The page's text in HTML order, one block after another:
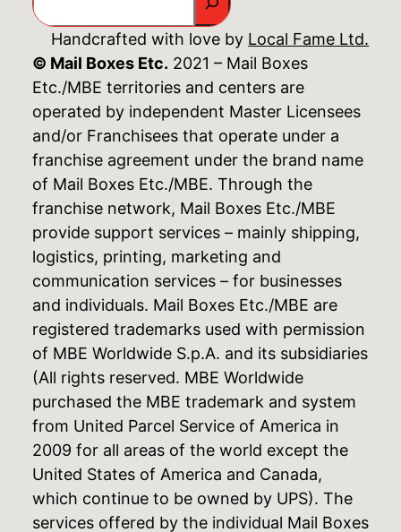
Handcrafted with love by Local Fame Ltd.
© Mail Boxes Etc. 2021 – Mail Boxes
Etc./MBE territories and centers are
operated by independent Master Licensees
and/or Franchisees that operate under a
franchise agreement under the brand name
of Mail Boxes Etc./MBE. Through the
franchise network, Mail Boxes Etc./MBE
provide support services – mainly shipping,
logistics, printing, marketing and
communication services – for businesses
and individuals. Mail Boxes Etc./MBE are
registered trademarks used with permission
of MBE Worldwide S.p.A. and its subsidiaries
(All rights reserved. MBE Worldwide
purchased the MBE trademark and system
from United Parcel Service of America in
2009 for all areas of the world except the
United States of America and Canada,
which continue to be owned by UPS). The
services offered by the individual Mail Boxes